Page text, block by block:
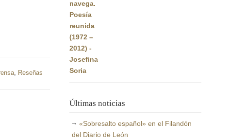
, Reseñas
Últimas noticias
«Sobresalto español» en el Filandón
del Diario de León